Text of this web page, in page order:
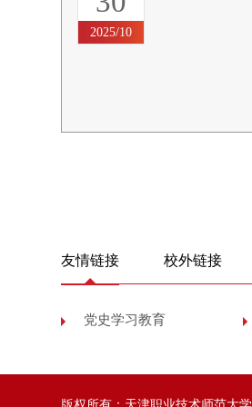
2025/10
友情链接 校外链接
党史学习教育